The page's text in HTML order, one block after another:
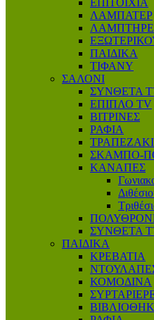
ΕΠΙΤΟΙΧΙΑ
ΛΑΜΠΑΤΕΡ
ΠΑΙΔΙΚΑ
ΤΙΦΑΝΥ
ΣΑΛΟΝΙ
ΣΥΝΘΕΤΑ
ΕΠΙΠΛΟ ΤV
ΒΙΤΡΙΝΕΣ
ΡΑΦΙΑ
ΣΚΑΜΠΟ-
ΚΑΝΑΠΕΣ
ΣΥΝΘΕΤΑ
ΠΑΙΔΙΚΑ
ΚΡΕΒΑΤΙΑ
ΚΟΜΟΔΙΝΑ